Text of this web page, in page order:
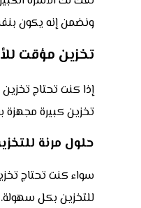
ونضمن إنه يكون
تخزين مؤقت
إذا كنت تحتاج
تخزين كبيرة مجهزة
حلول مرنة
سواء كنت تحتاج
للتخزين بكل سهولة.